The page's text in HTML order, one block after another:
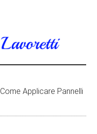
Come Applicare Pannelli